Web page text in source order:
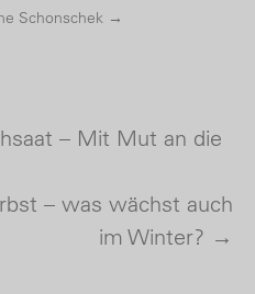
Schonschek →
– Mit Mut an die
– was wächst auch
im Winter? →